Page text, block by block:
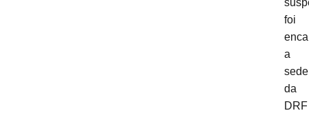
foi
a
sede
da
DRF